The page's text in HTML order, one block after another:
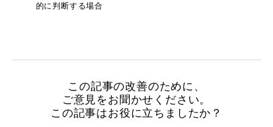
的に判断する場合
この記事の改善のために、
ご意見をお聞かせください。
この記事はお役に立ちましたか？